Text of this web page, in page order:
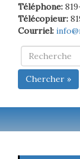
Téléphone:
Télécopieur:
Courriel:
Chercher »